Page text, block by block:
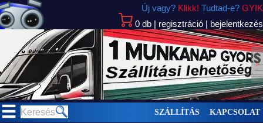
0 db | regisztráció | bejelentkezés
Új vagy? Klikk! Tudtad-e? GYIK
>
SZÁLLÍTÁS KAPCSOLAT